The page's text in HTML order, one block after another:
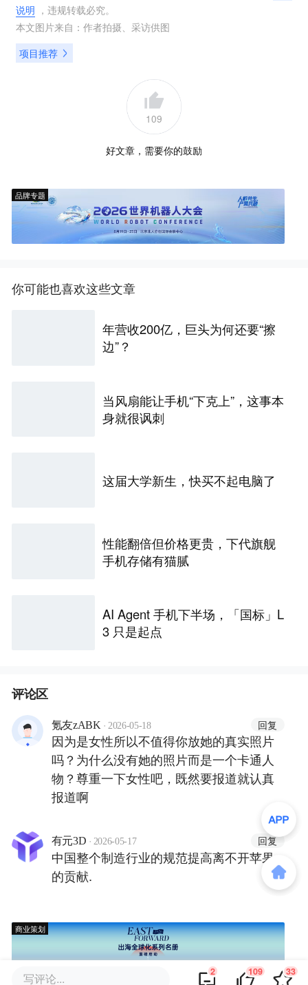
说明 ，违规转载必究。
本文图片来自： 作者拍摄、 采访供图
项目推荐
109
好文章，需要你的鼓励
品牌专题
你可能也喜欢这些文章
年营收200亿，巨头为何还要“擦
边”？
当风扇能让手机“下克上”，这事本
身就很讽刺
这届大学新生，快买不起电脑了
性能翻倍但价格更贵，下代旗舰
手机存储有猫腻
AI Agent 手机下半场，「国标」L
3 只是起点
评论区
氪友zABK · 2026-05-18 回复
因为是女性所以不值得你放她的真实照片
吗？为什么没有她的照片而是一个卡通人
物？尊重一下女性吧，既然要报道就认真
报道啊
有元3D · 2026-05-17 回复
中国整个制造行业的规范提高离不开苹果
的贡献.
商业策划
写评论... 2 109 33